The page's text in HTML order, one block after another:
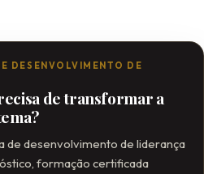
DESENVOLVIMENTO DE
de transformar a
de desenvolvimento de liderança
formação certificada